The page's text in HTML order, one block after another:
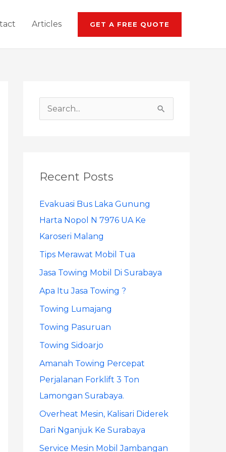
Articles GET A FREE QUOTE
c
f
o
r
Recent Posts
Evakuasi Bus Laka Gunung
Harta Nopol N 7976 UA Ke
Karoseri Malang
Tips Merawat Mobil Tua
Jasa Towing Mobil Di Surabaya
Apa Itu Jasa Towing ?
Towing Lumajang
Towing Pasuruan
Towing Sidoarjo
Amanah Towing Percepat
Perjalanan Forklift 3 Ton
Lamongan Surabaya.
Overheat Mesin, Kalisari Diderek
Dari Nganjuk Ke Surabaya
Service Mesin Mobil Jambangan